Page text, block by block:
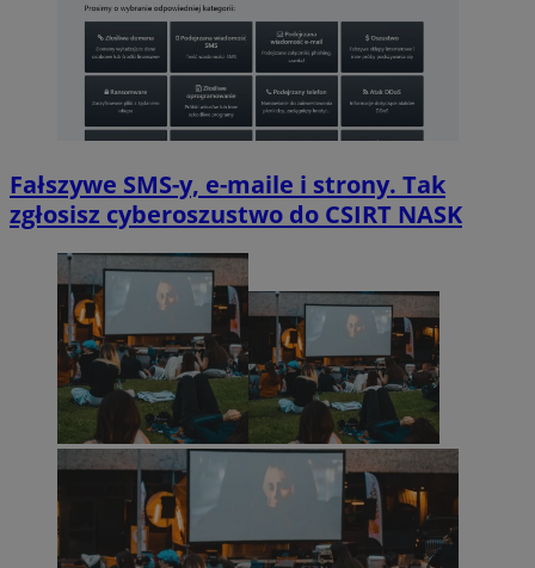
Fałszywe SMS-y, e-maile i strony. Tak
zgłosisz cyberoszustwo do CSIRT NASK